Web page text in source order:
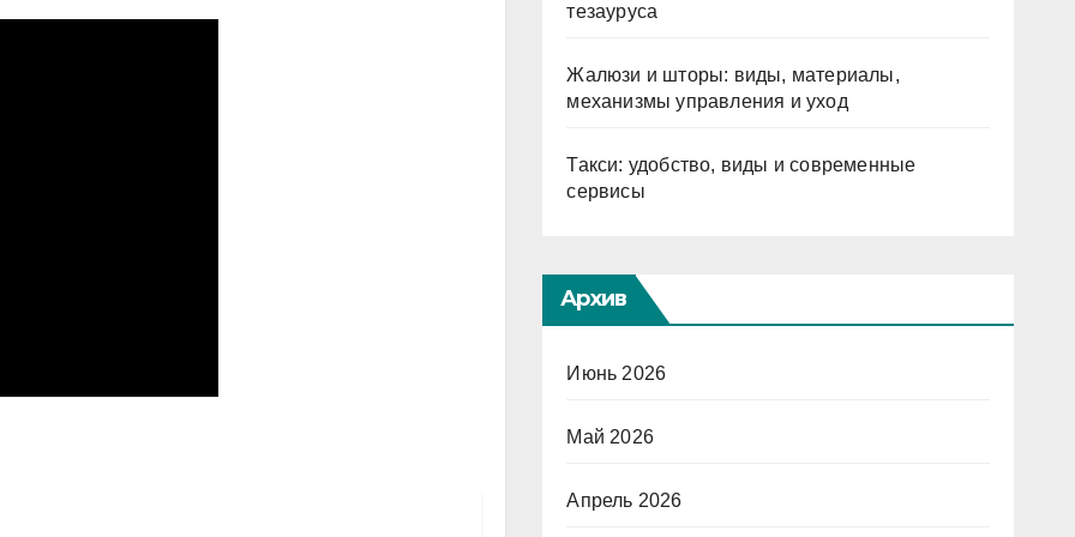
тезауруса
Жалюзи и шторы: виды, материалы,
механизмы управления и уход
Такси: удобство, виды и современные
сервисы
Архив
Июнь 2026
Май 2026
Апрель 2026